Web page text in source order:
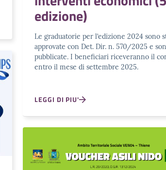
edizione)
Le graduatorie per l’edizione 2024 sono
approvate con Det. Dir. n. 570/2025 e
pubblicate. I beneficiari riceveranno il
entro il mese di settembre 2025.
LEGGI DI PIU'